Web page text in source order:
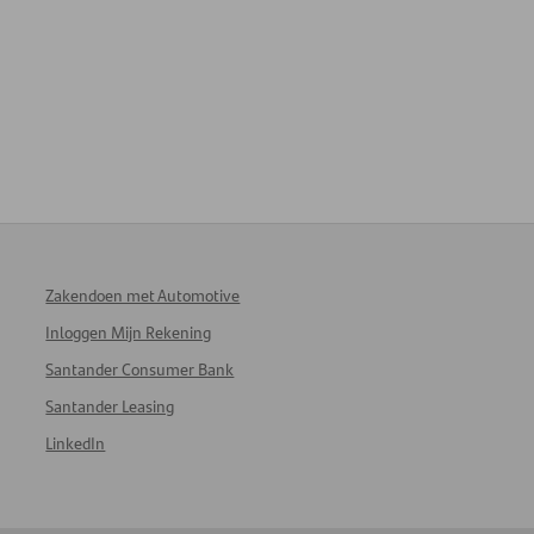
Zakendoen met Automotive
Inloggen Mijn Rekening
Santander Consumer Bank
Santander Leasing
LinkedIn